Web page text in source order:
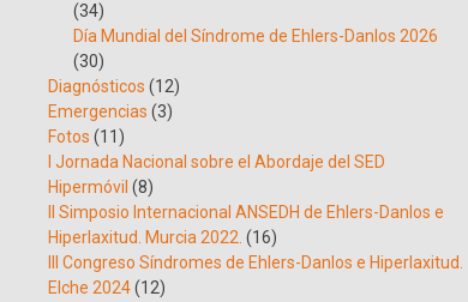
(34)
Día Mundial del Síndrome de Ehlers-Danlos 2026
(30)
Diagnósticos (12)
Emergencias (3)
Fotos (11)
I Jornada Nacional sobre el Abordaje del SED
Hipermóvil (8)
II Simposio Internacional ANSEDH de Ehlers-Danlos e
Hiperlaxitud. Murcia 2022. (16)
III Congreso Síndromes de Ehlers-Danlos e Hiperlaxitud.
Elche 2024(12)